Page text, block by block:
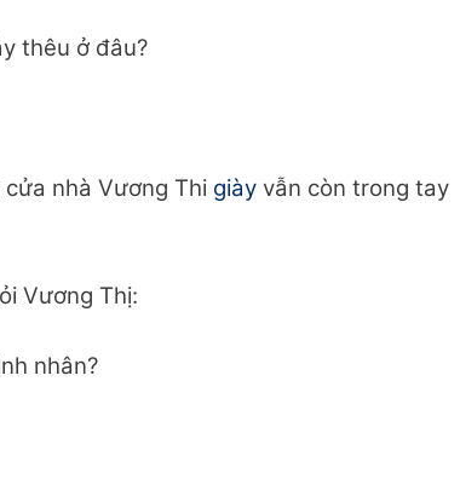
thêu ở đâu?
nhà Vương Thi giày vẫn còn trong tay
Vương Thị:
nhân?